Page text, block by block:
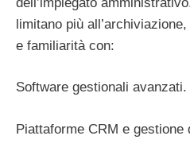
limitano più
e familiarità con:
Software gestionali avanzati.
Piattaforme CRM e